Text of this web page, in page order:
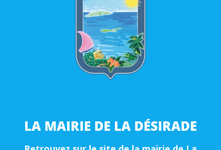
LA MAIRIE DE LA DÉSIRADE